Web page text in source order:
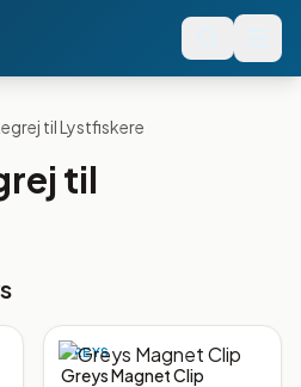
til Lystfiskere
til
GREYS
Greys Magnet Clip